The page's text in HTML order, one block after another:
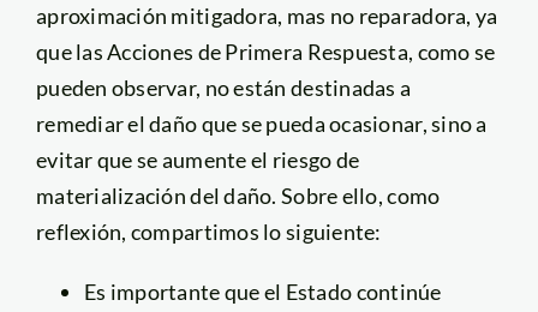
aproximación mitigadora, mas no reparadora, ya
que las Acciones de Primera Respuesta, como se
pueden observar, no están destinadas a
remediar el daño que se pueda ocasionar, sino a
evitar que se aumente el riesgo de
materialización del daño. Sobre ello, como
reflexión, compartimos lo siguiente:
Es importante que el Estado continúe